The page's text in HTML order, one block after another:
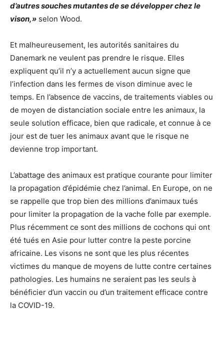
d’autres souches mutantes de se développer chez le
vison,» selon Wood.
Et malheureusement, les autorités sanitaires du
Danemark ne veulent pas prendre le risque. Elles
expliquent qu’il n’y a actuellement aucun signe que
l’infection dans les fermes de vison diminue avec le
temps. En l’absence de vaccins, de traitements viables ou
de moyen de distanciation sociale entre les animaux, la
seule solution efficace, bien que radicale, et connue à ce
jour est de tuer les animaux avant que le risque ne
devienne trop important.
L’abattage des animaux est pratique courante pour limiter
la propagation d’épidémie chez l’animal. En Europe, on ne
se rappelle que trop bien des millions d’animaux tués
pour limiter la propagation de la vache folle par exemple.
Plus récemment ce sont des millions de cochons qui ont
été tués en Asie pour lutter contre la peste porcine
africaine. Les visons ne sont que les plus récentes
victimes du manque de moyens de lutte contre certaines
pathologies. Les humains ne seraient pas les seuls à
bénéficier d’un vaccin ou d’un traitement efficace contre
la COVID-19.